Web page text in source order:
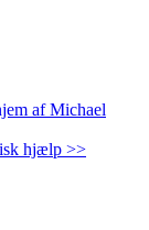
af Michael
hjælp >>